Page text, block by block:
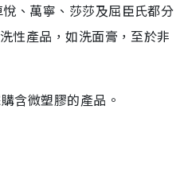
、萬寧、莎莎及屈臣氏都分
性產品，如洗面膏，至於非
含微塑膠的產品。